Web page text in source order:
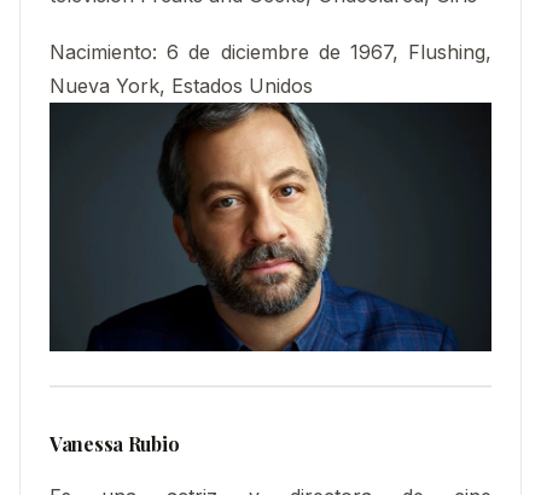
Nacimiento: 6 de diciembre de 1967, Flushing,
Nueva York, Estados Unidos
Vanessa Rubio